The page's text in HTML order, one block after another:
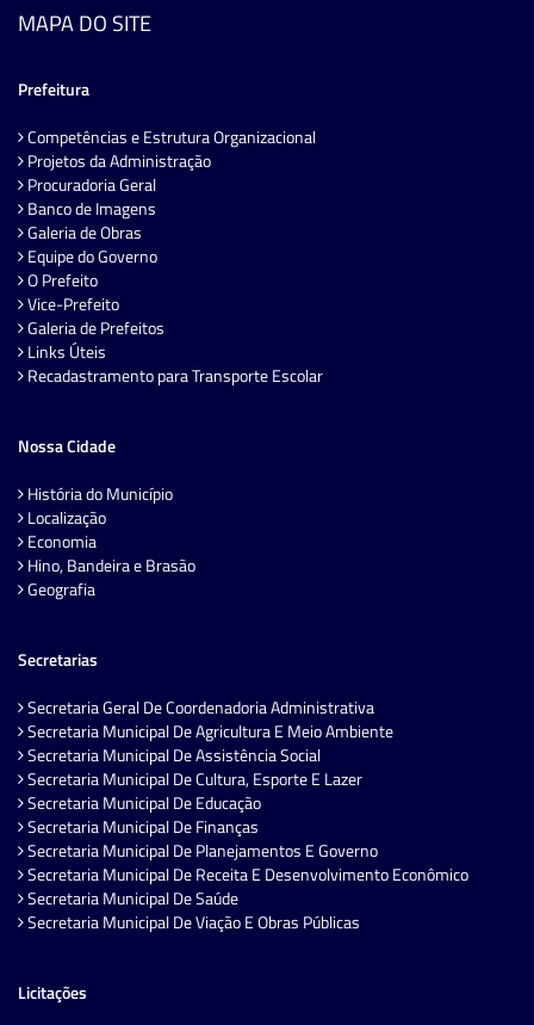
MAPA DO SITE
Prefeitura
Competências e Estrutura Organizacional
Projetos da Administração
Procuradoria Geral
Banco de Imagens
Galeria de Obras
Equipe do Governo
O Prefeito
Vice-Prefeito
Galeria de Prefeitos
Links Úteis
Recadastramento para Transporte Escolar
Nossa Cidade
História do Município
Localização
Economia
Hino, Bandeira e Brasão
Geografia
Secretarias
Secretaria Geral De Coordenadoria Administrativa
Secretaria Municipal De Agricultura E Meio Ambiente
Secretaria Municipal De Assistência Social
Secretaria Municipal De Cultura, Esporte E Lazer
Secretaria Municipal De Educação
Secretaria Municipal De Finanças
Secretaria Municipal De Planejamentos E Governo
Secretaria Municipal De Receita E Desenvolvimento Econômico
Secretaria Municipal De Saúde
Secretaria Municipal De Viação E Obras Públicas
Licitações